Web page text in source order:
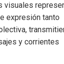
visuales
expresión tanto
y corrientes